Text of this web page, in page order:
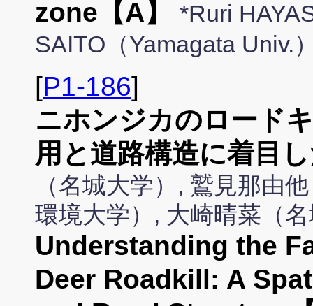
zone【A】
*Ruri
SAITO（Yamagata Univ.
[P1-186]
ニホンジカのロード
用と道路構造に着目
（名城大学）, 鷲見那由
環境大学）, 大崎晴菜（
Understanding the
Deer Roadkill: A